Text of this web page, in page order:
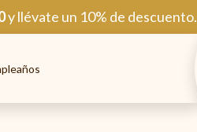
y llévate un 10% de descuento.